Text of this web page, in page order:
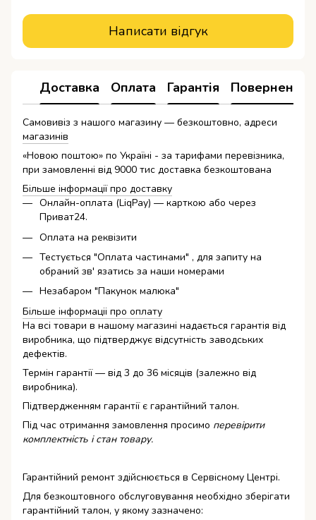
Написати відгук
Доставка Оплата Гарантія Повернення
Самовивіз з нашого магазину — безкоштовно, адреси
магазинів
«Новою поштою» по Україні - за тарифами перевізника,
при замовленні від 9000 тис доставка безкоштована
Більше інформації про доставку
Онлайн-оплата (LiqPay) — карткою або через
Приват24.
Оплата на реквізити
Тестується "Оплата частинами" , для запиту на
обраний зв' язатись за наши номерами
Незабаром "Пакунок малюка"
Більше інформаціі про оплату
На всі товари в нашому магазині надається гарантія від
виробника, що підтверджує відсутність заводських
дефектів.
Термін гарантії — від 3 до 36 місяців (залежно від
виробника).
Підтвердженням гарантії є гарантійний талон.
Під час отримання замовлення просимо перевірити
комплектність і стан товару.
Гарантійний ремонт здійснюється в Сервісному Центрі.
Для безкоштовного обслуговування необхідно зберігати
гарантійний талон, у якому зазначено: